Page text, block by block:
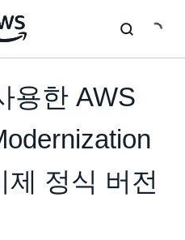
용한 AWS
제 정식 버전